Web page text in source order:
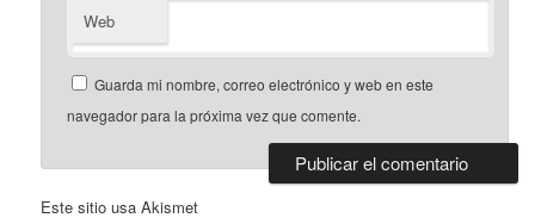
Web
Guarda mi nombre, correo electrónico y web en este
navegador para la próxima vez que comente.
Este sitio usa Akismet